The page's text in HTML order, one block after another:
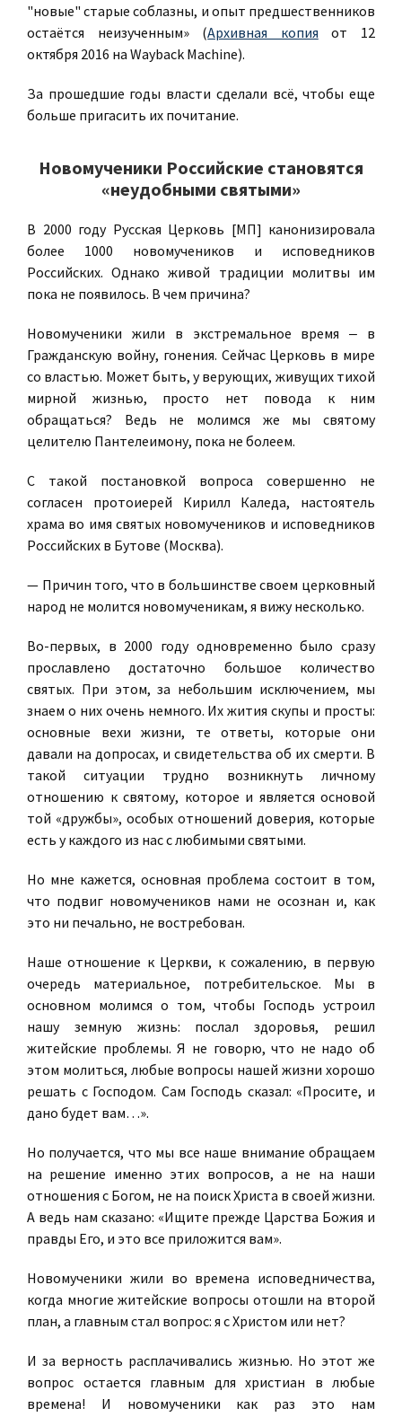
"новые" старые соблазны, и опыт предшественников
остаётся неизученным» (Архивная копия от 12
октября 2016 на Wayback Machine).
За прошедшие годы власти сделали всё, чтобы еще
больше пригасить их почитание.
Новомученики Российские становятся
«неудобными святыми»
В 2000 году Русская Церковь [МП] канонизировала
более 1000 новомучеников и исповедников
Российских. Однако живой традиции молитвы им
пока не появилось. В чем причина?
Новомученики жили в экстремальное время ‒ в
Гражданскую войну, гонения. Сейчас Церковь в мире
со властью. Может быть, у верующих, живущих тихой
мирной жизнью, просто нет повода к ним
обращаться? Ведь не молимся же мы святому
целителю Пантелеимону, пока не болеем.
С такой постановкой вопроса совершенно не
согласен протоиерей Кирилл Каледа, настоятель
храма во имя святых новомучеников и исповедников
Российских в Бутове (Москва).
— Причин того, что в большинстве своем церковный
народ не молится новомученикам, я вижу несколько.
Во-первых, в 2000 году одновременно было сразу
прославлено достаточно большое количество
святых. При этом, за небольшим исключением, мы
знаем о них очень немного. Их жития скупы и просты:
основные вехи жизни, те ответы, которые они
давали на допросах, и свидетельства об их смерти. В
такой ситуации трудно возникнуть личному
отношению к святому, которое и является основой
той «дружбы», особых отношений доверия, которые
есть у каждого из нас с любимыми святыми.
Но мне кажется, основная проблема состоит в том,
что подвиг новомучеников нами не осознан и, как
это ни печально, не востребован.
Наше отношение к Церкви, к сожалению, в первую
очередь материальное, потребительское. Мы в
основном молимся о том, чтобы Господь устроил
нашу земную жизнь: послал здоровья, решил
житейские проблемы. Я не говорю, что не надо об
этом молиться, любые вопросы нашей жизни хорошо
решать с Господом. Сам Господь сказал: «Просите, и
дано будет вам…».
Но получается, что мы все наше внимание обращаем
на решение именно этих вопросов, а не на наши
отношения с Богом, не на поиск Христа в своей жизни.
А ведь нам сказано: «Ищите прежде Царства Божия и
правды Его, и это все приложится вам».
Новомученики жили во времена исповедничества,
когда многие житейские вопросы отошли на второй
план, а главным стал вопрос: я с Христом или нет?
И за верность расплачивались жизнью. Но этот же
вопрос остается главным для христиан в любые
времена! И новомученики как раз это нам